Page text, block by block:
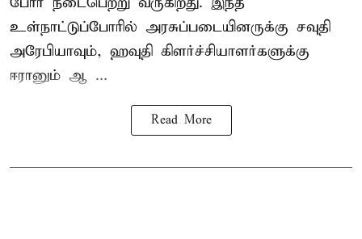
உள்நாட்டுப்போரில் அரசுப்படையினருக்கு சவுதி
அரேபியாவும், ஹவுதி கிளர்ச்சியாளர்களுக்கு
ஈரானும் ஆ ...
Read More